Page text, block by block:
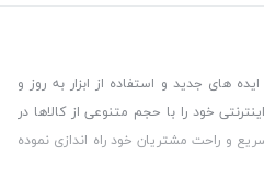
های جدید و استفاده از ابزار به روز و
خود را با حجم متنوعی از کالاها در
و راحت مشتریان خود راه اندازی نموده